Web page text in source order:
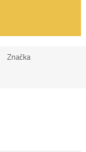
Značka